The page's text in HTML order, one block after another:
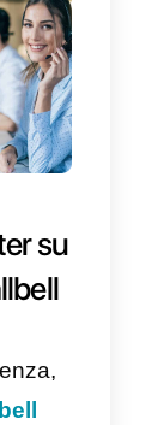
idee
i tuoi
su un